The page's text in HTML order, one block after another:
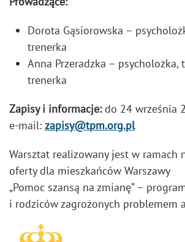
Dorota Gąsiorowska –
trenerka
Anna Przeradzka – psycholożka,
trenerka
Zapisy i informacje:do 24 września
e-mail: zapisy@tpm.org.pl
Warsztat realizowany jest w ramach
oferty dla mieszkańców Warszawy
„Pomoc szansą na zmianę” –
i rodziców zagrożonych problemem